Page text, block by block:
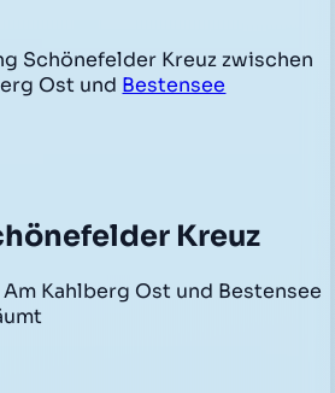
Schönefelder Kreuz zwischen
Ost und Bestensee
Kreuz
Kahlberg Ost und Bestensee